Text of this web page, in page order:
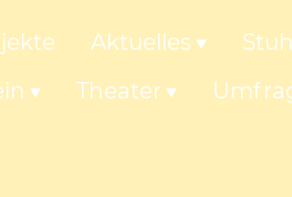
Aktuelles
Theater